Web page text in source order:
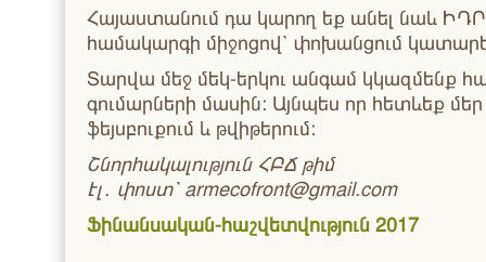
Հայաստանում դա կարող եք անել նաև
համակարգի միջոցով՝ փոխանցում
Տարվա մեջ մեկ-երկու անգամ կկազմենք
գումարների մասին: Այնպես որ հետևեք մեր
ֆեյսբուքում և թվիթերում:
Շնորհակալություն ՀԲՃ թիմ
Էլ․ փոստ՝ armecofront@gmail.com
Ֆինանսական-հաշվետվություն 2017